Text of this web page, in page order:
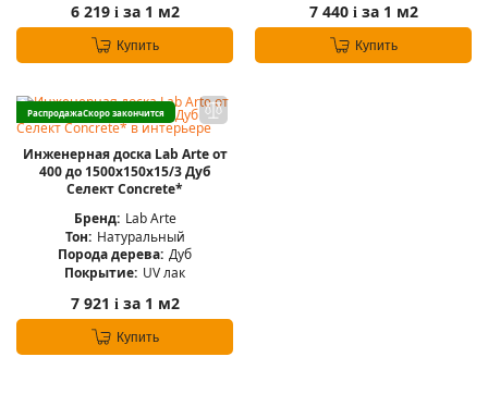
6 219 iза 1 м2
Купить
7 440 iза 1 м2
Купить
РаспродажаСкоро закончится
Инженерная доска Lab Arte от
400 до 1500х150х15/3 Дуб
Селект Concrete*
Бренд: Lab Arte
Тон: Натуральный
Порода дерева: Дуб
Покрытие: UV лак
7 921 iза 1 м2
Купить